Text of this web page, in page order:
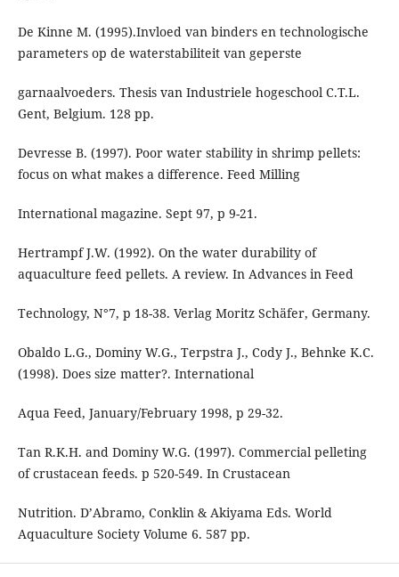
De Kinne M. (1995).Invloed van binders en technologische
parameters op de waterstabiliteit van geperste
garnaalvoeders. Thesis van Industriele hogeschool C.T.L.
Gent, Belgium. 128 pp.
Devresse B. (1997). Poor water stability in shrimp pellets:
focus on what makes a difference. Feed Milling
International magazine. Sept 97, p 9-21.
Hertrampf J.W. (1992). On the water durability of
aquaculture feed pellets. A review. In Advances in Feed
Technology, N°7, p 18-38. Verlag Moritz Schäfer, Germany.
Obaldo L.G., Dominy W.G., Terpstra J., Cody J., Behnke K.C.
(1998). Does size matter?. International
Aqua Feed, January/February 1998, p 29-32.
Tan R.K.H. and Dominy W.G. (1997). Commercial pelleting
of crustacean feeds. p 520-549. In Crustacean
Nutrition. D’Abramo, Conklin & Akiyama Eds. World
Aquaculture Society Volume 6. 587 pp.